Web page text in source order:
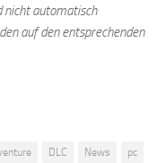
nicht automatisch
auf den entsprechenden
DLC News
pc